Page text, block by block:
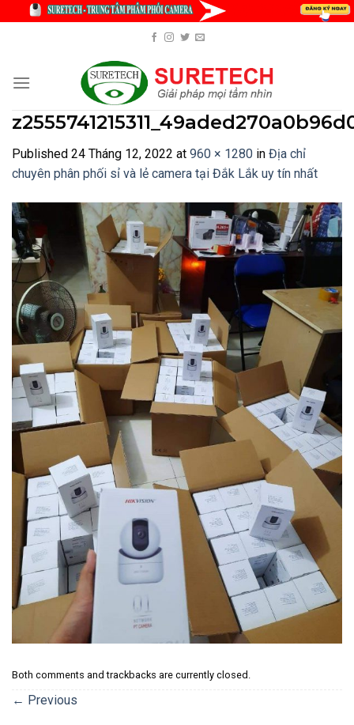
Published 24 Tháng 12, 2022 at 960 × 1280 in Địa chỉ
chuyên phân phối sỉ và lẻ camera tại Đắk Lắk uy tín nhất
Both comments and trackbacks are currently closed.
← Previous